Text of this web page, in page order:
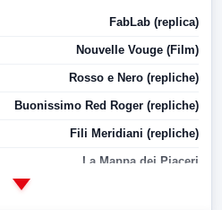
FabLab (replica)
Nouvelle Vouge (Film)
Rosso e Nero (repliche)
Buonissimo Red Roger (repliche)
Fili Meridiani (repliche)
La Mappa dei Piaceri